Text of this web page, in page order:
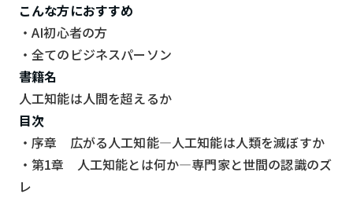
こんな方におすすめ
・AI初心者の方
・全てのビジネスパーソン
書籍名
人工知能は人間を超えるか
目次
・序章 広がる人工知能―人工知能は人類を滅ぼすか
・第1章 人工知能とは何か―専門家と世間の認識のズ
レ